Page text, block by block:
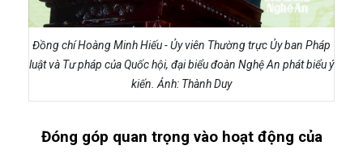
Đồng chí Hoàng Minh Hiếu - Ủy viên Thường trực Ủy ban Pháp
luật và Tư pháp của Quốc hội, đại biểu đoàn Nghệ An phát biểu ý
kiến. Ảnh: Thành Duy
Đóng góp quan trọng vào hoạt động của